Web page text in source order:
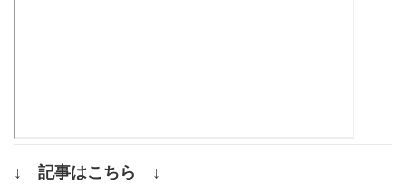
↓ 記事はこちら ↓